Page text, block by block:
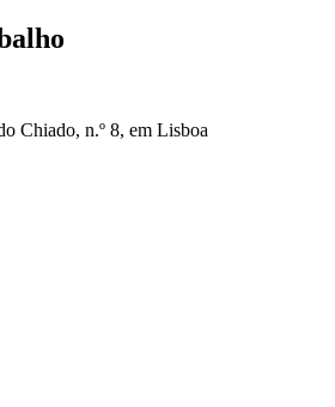
Chiado, n.º 8, em Lisboa